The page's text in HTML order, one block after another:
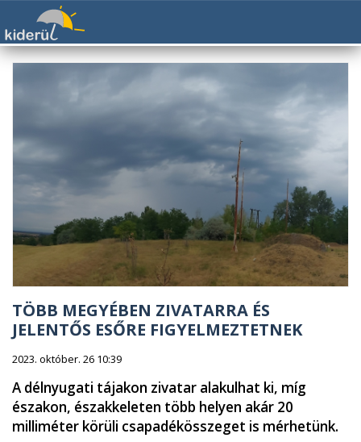
TÖBB MEGYÉBEN ZIVATARRA ÉS
JELENTŐS ESŐRE FIGYELMEZTETNEK
2023. október. 26 10:39
A délnyugati tájakon zivatar alakulhat ki, míg
északon, északkeleten több helyen akár 20
milliméter körüli csapadékösszeget is mérhetünk.